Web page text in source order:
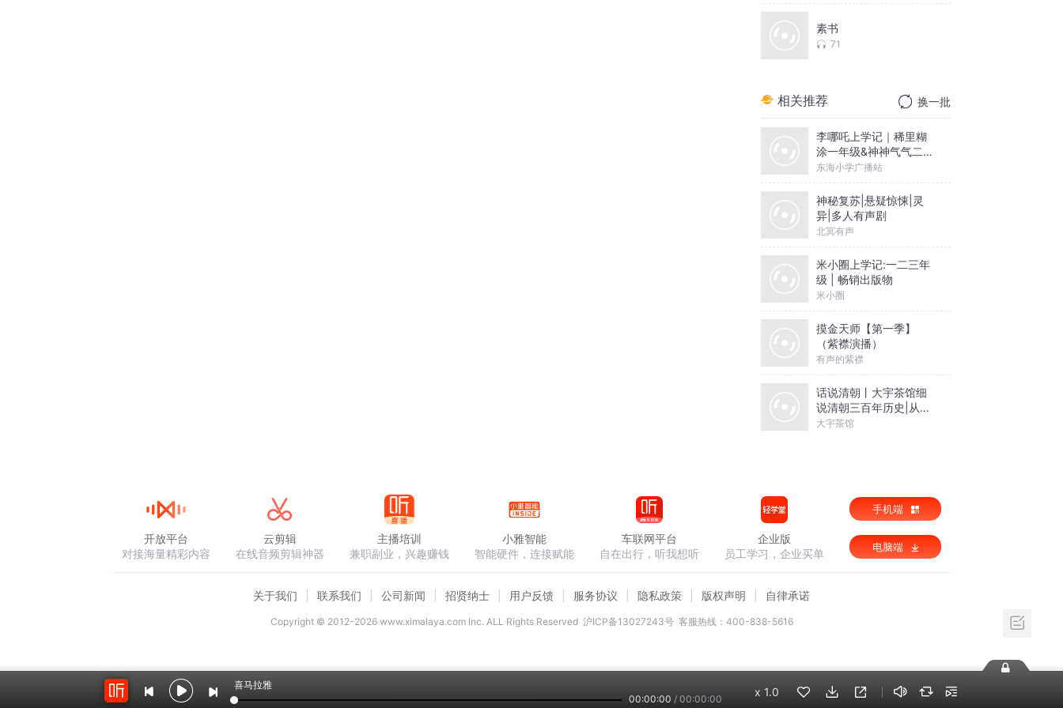
素书
71
相关推荐 换一批
李哪吒上学记｜稀里糊
涂一年级&神神气气二年
级
东海小学广播站
神秘复苏|悬疑惊悚|灵
异|多人有声剧
北冥有声
米小圈上学记:一二三年
级 | 畅销出版物
米小圈
摸金天师【第一季】
（紫襟演播）
有声的紫襟
话说清朝丨大宇茶馆细
说清朝三百年历史|从努
尔哈赤到末代皇帝溥仪|
大宇茶馆
喜马拉雅
00:00:00 / 00:00:00
x 1.0
开放平台
对接海量精彩内容
云剪辑
在线音频剪辑神器
主播培训
兼职副业，兴趣赚钱
小雅智能
智能硬件，连接赋能
车联网平台
自在出行，听我想听
企业版
员工学习，企业买单
手机端
电脑端
关于我们 联系我们 公司新闻 招贤纳士 用户反馈 服务协议 隐私政策 版权声明 自律承诺
Copyright © 2012-2026www.ximalaya.com lnc. ALL Rights Reserved 沪ICP备13027243号 客服热线：400-838-5616